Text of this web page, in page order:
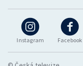
Instagram Facebook